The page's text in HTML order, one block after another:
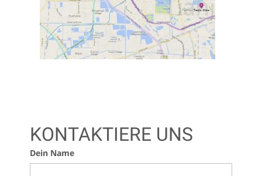
KONTAKTIERE UNS
Dein Name